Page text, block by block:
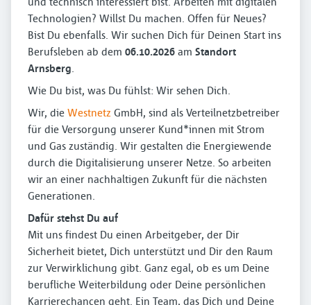
Technologien? Willst Du machen. Offen für Neues?
Bist Du ebenfalls. Wir suchen Dich für Deinen Start ins
Berufsleben ab dem 06.10.2026 am Standort
Arnsberg.
Wie Du bist, was Du fühlst: Wir sehen Dich.
Wir, die Westnetz GmbH, sind als Verteilnetzbetreiber
für die Versorgung unserer Kund*innen mit Strom
und Gas zuständig. Wir gestalten die Energiewende
durch die Digitalisierung unserer Netze. So arbeiten
wir an einer nachhaltigen Zukunft für die nächsten
Generationen.
Dafür stehst Du auf
Mit uns findest Du einen Arbeitgeber, der Dir
Sicherheit bietet, Dich unterstützt und Dir den Raum
zur Verwirklichung gibt. Ganz egal, ob es um Deine
berufliche Weiterbildung oder Deine persönlichen
Karrierechancen geht. Ein Team, das Dich und Deine